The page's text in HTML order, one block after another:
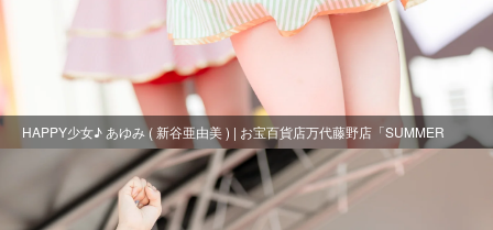
HAPPY少女♪ あゆみ ( 新谷亜由美 ) | お宝百貨店万代藤野店「SUMMER
FESTIVAL 2021」2日目